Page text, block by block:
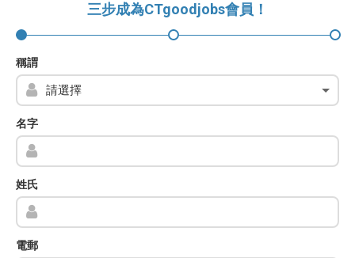
三步成為CTgoodjobs會員！
稱謂
名字
姓氏
電郵